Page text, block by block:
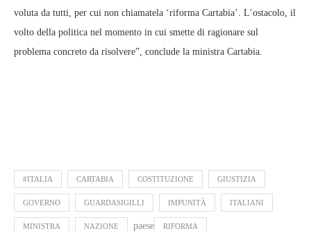
voluta da tutti, per cui non chiamatela ‘riforma Cartabia’. L’ostacolo, il
volto della politica nel momento in cui smette di ragionare sul
problema concreto da risolvere”, conclude la ministra Cartabia.
#ITALIA CARTABIA COSTITUZIONE GIUSTIZIA
GOVERNO GUARDASIGILLI IMPUNITÀ ITALIANI
MINISTRA NAZIONE paese RIFORMA